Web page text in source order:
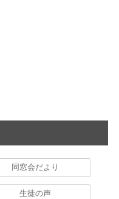
同窓会だより
生徒の声